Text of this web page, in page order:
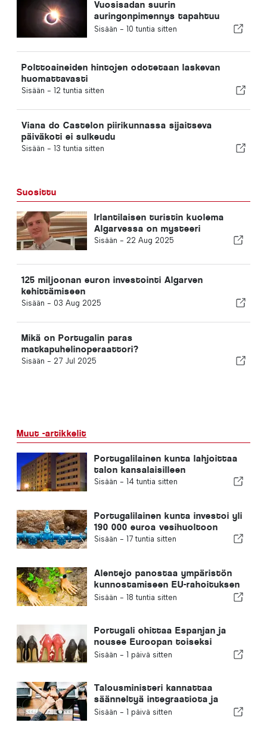
Vuosisadan suurin
auringonpimennys tapahtuu
Portugalissa
Sisään - 10 tuntia sitten
Polttoaineiden hintojen odotetaan laskevan
huomattavasti
Sisään - 12 tuntia sitten
Viana do Castelon piirikunnassa sijaitseva
päiväkoti ei sulkeudu
Sisään - 13 tuntia sitten
Suosittu
Irlantilaisen turistin kuolema
Algarvessa on mysteeri
Sisään - 22 Aug 2025
125 miljoonan euron investointi Algarven
kehittämiseen
Sisään - 03 Aug 2025
Mikä on Portugalin paras
matkapuhelinoperaattori?
Sisään - 27 Jul 2025
Muut -artikkelit
Portugalilainen kunta lahjoittaa
talon kansalaisilleen
Sisään - 14 tuntia sitten
Portugalilainen kunta investoi yli
190 000 euroa vesihuoltoon
Sisään - 17 tuntia sitten
Alentejo panostaa ympäristön
kunnostamiseen EU-rahoituksen
avulla
Sisään - 18 tuntia sitten
Portugali ohittaa Espanjan ja
nousee Euroopan toiseksi
suurimmaksi jalkineiden
Sisään - 1 päivä sitten
Talousministeri kannattaa
säänneltyä integraatiota ja
takaa maahanmuuttajille
Sisään - 1 päivä sitten